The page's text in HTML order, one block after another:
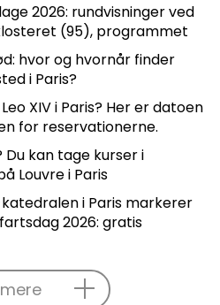
2026: rundvisninger ved
(95), programmet
hvor og hvornår finder
i Paris?
XIV i Paris? Her er datoen
for reservationerne.
Du kan tage kurser i
Louvre i Paris
i Paris markerer
2026: gratis